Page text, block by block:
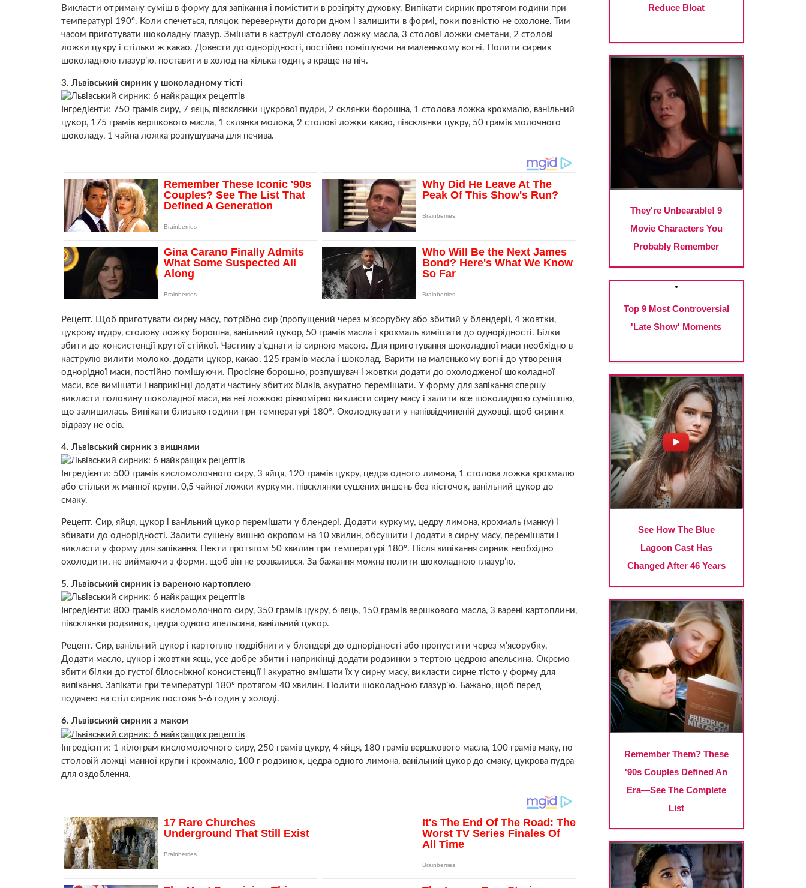
Викласти отриману суміш в форму для запікання і помістити в розігріту духовку. Випікати сирник протягом години при
температурі 190º. Коли спечеться, пляцок перевернути догори дном і залишити в формі, поки повністю не охолоне. Тим
часом приготувати шоколадну глазур. Змішати в каструлі столову ложку масла, 3 столові ложки сметани, 2 столові
ложки цукру і стільки ж какао. Довести до однорідності, постійно помішуючи на маленькому вогні. Полити сирник
шоколадною глазур’ю, поставити в холод на кілька годин, а краще на ніч.
3. Львівський сирник у шоколадному тісті
Інгредієнти: 750 грамів сиру, 7 яєць, півсклянки цукрової пудри, 2 склянки борошна, 1 столова ложка крохмалю, ванільний
цукор, 175 грамів вершкового масла, 1 склянка молока, 2 столові ложки какао, півсклянки цукру, 50 грамів молочного
шоколаду, 1 чайна ложка розпушувача для печива.
Рецепт. Щоб приготувати сирну масу, потрібно сир (пропущений через м’ясорубку або збитий у блендері), 4 жовтки,
цукрову пудру, столову ложку борошна, ванільний цукор, 50 грамів масла і крохмаль вимішати до однорідності. Білки
збити до консистенції крутої стійкої. Частину з’єднати із сирною масою. Для приготування шоколадної маси необхідно в
каструлю вилити молоко, додати цукор, какао, 125 грамів масла і шоколад. Варити на маленькому вогні до утворення
однорідної маси, постійно помішуючи. Просіяне борошно, розпушувач і жовтки додати до охолодженої шоколадної
маси, все вимішати і наприкінці додати частину збитих білків, акуратно перемішати. У форму для запікання спершу
викласти половину шоколадної маси, на неї ложкою рівномірно викласти сирну масу і залити все шоколадною сумішшю,
що залишилась. Випікати близько години при температурі 180º. Охолоджувати у напіввідчиненій духовці, щоб сирник
відразу не осів.
4. Львівський сирник з вишнями
Інгредієнти: 500 грамів кисломолочного сиру, 3 яйця, 120 грамів цукру, цедра одного лимона, 1 столова ложка крохмалю
або стільки ж манної крупи, 0,5 чайної ложки куркуми, півсклянки сушених вишень без кісточок, ванільний цукор до
смаку.
Рецепт. Сир, яйця, цукор і ванільний цукор перемішати у блендері. Додати куркуму, цедру лимона, крохмаль (манку) і
збивати до однорідності. Залити сушену вишню окропом на 10 хвилин, обсушити і додати в сирну масу, перемішати і
викласти у форму для запікання. Пекти протягом 50 хвилин при температурі 180º. Після випікання сирник необхідно
охолодити, не виймаючи з форми, щоб він не розвалився. За бажання можна полити шоколадною глазур’ю.
5. Львівський сирник із вареною картоплею
Інгредієнти: 800 грамів кисломолочного сиру, 350 грамів цукру, 6 яєць, 150 грамів вершкового масла, 3 варені картоплини,
півсклянки родзинок, цедра одного апельсина, ванільний цукор.
Рецепт. Сир, ванільний цукор і картоплю подрібнити у блендері до однорідності або пропустити через м’ясорубку.
Додати масло, цукор і жовтки яєць, усе добре збити і наприкінці додати родзинки з тертою цедрою апельсина. Окремо
збити білки до густої білосніжної консистенції і акуратно вмішати їх у сирну масу, викласти сирне тісто у форму для
випікання. Запікати при температурі 180º протягом 40 хвилин. Полити шоколадною глазур’ю. Бажано, щоб перед
подачею на стіл сирник постояв 5-6 годин у холоді.
6. Львівський сирник з маком
Інгредієнти: 1 кілограм кисломолочного сиру, 250 грамів цукру, 4 яйця, 180 грамів вершкового масла, 100 грамів маку, по
столовій ложці манної крупи і крохмалю, 100 г родзинок, цедра одного лимона, ванільний цукор до смаку, цукрова пудра
для оздоблення.